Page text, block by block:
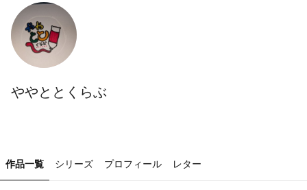
ややととくらぶ
作品一覧 シリーズ プロフィール レター